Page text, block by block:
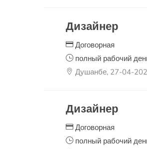
Дизайнер
Договорная
полный рабочий
Душанбе, 27-04-
Дизайнер
Договорная
полный рабочий